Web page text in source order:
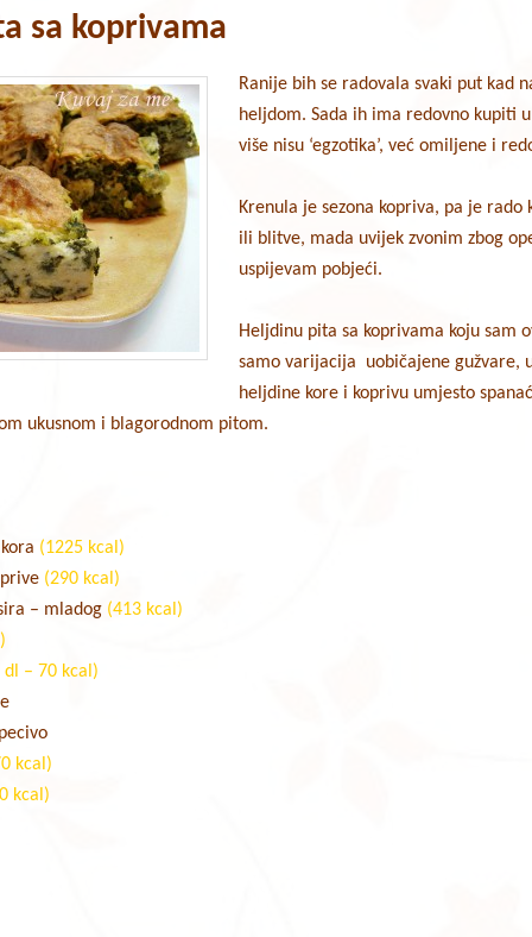
sa koprivama
Ranije bih se radovala svaki put kad
heljdom. Sada ih ima redovno kupiti
više nisu ‘egzotika’, već omiljene i
Krenula je sezona kopriva, pa je
ili blitve, mada uvijek zvonim zbog
uspijevam pobjeći.
Heljdinu pita sa koprivama koju sam
samo varijacija uobičajene gužvare,
heljdine kore i koprivu umjesto
ukusnom i blagorodnom pitom.
(1225 kcal)
(290 kcal)
– mladog (413 kcal)
dl – 70 kcal)
kcal)
kcal)